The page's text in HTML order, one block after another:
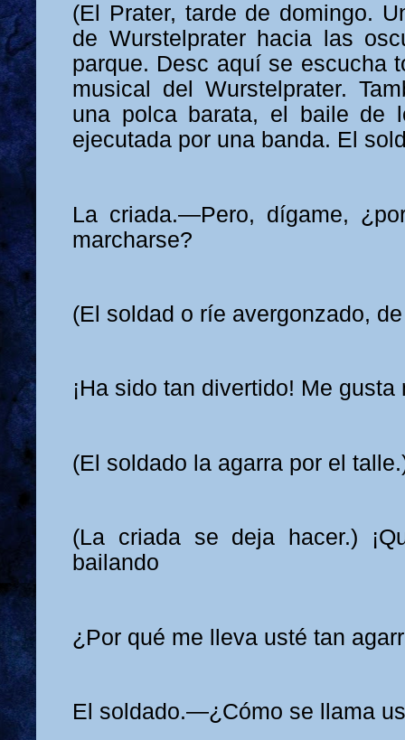
(El Prater, tarde de domingo.
de Wurstelprater hacia las
parque. Desc aquí se escucha
musical del Wurstelprater.
una polca barata, el baile de
ejecutada por una banda. El
La criada.—Pero, dígame,
marcharse?
(El soldad o ríe avergonzado,
¡Ha sido tan divertido! Me
(El soldado la agarra por el
(La criada se deja hacer.)
bailando
¿Por qué me lleva usté tan
El soldado.—¿Cómo se llama